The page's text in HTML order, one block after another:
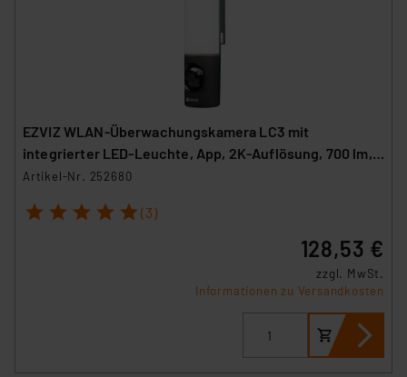
EZVIZ WLAN-Überwachungskamera LC3 mit
integrierter LED-Leuchte, App, 2K-Auflösung, 700 lm,
IP65
Artikel-Nr. 252680
1 2 3 4 5 (3)
128,53 €
zzgl. MwSt.
Informationen zu Versandkosten